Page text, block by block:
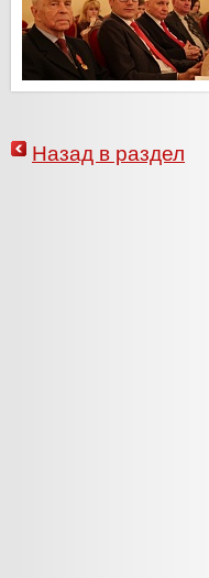
Назад в раздел